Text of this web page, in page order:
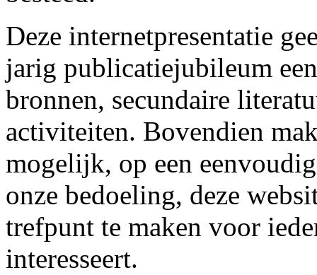
Deze internetpresentatie
jarig publicatiejubileum
bronnen, secundaire
activiteiten. Bovendien
mogelijk, op een
onze bedoeling, deze
trefpunt te maken voor
interesseert.